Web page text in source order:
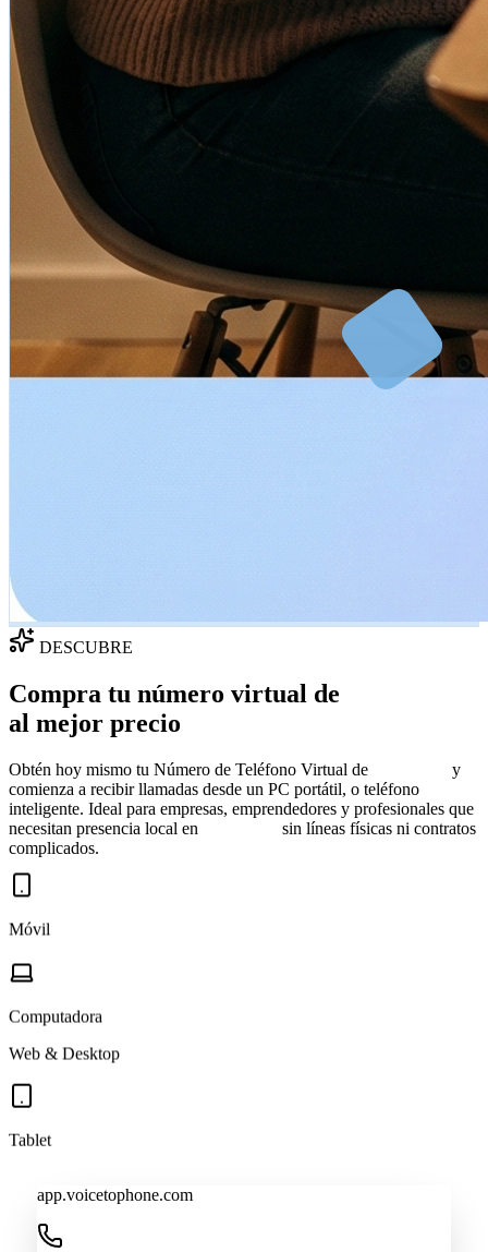
DESCUBRE
Compra tu número virtual de
al mejor precio
Obtén hoy mismo tu Número de Teléfono Virtual de
y
comienza a recibir llamadas desde un PC portátil, o teléfono
inteligente. Ideal para empresas, emprendedores y profesionales que
necesitan presencia local en
sin líneas físicas ni contratos
complicados.
app.voicetophone.com